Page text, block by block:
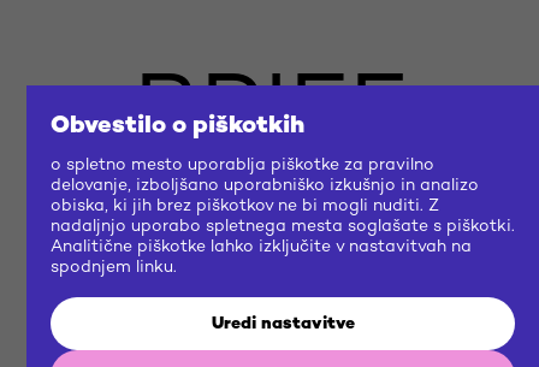
BRIEF
US
NOW
Obvestilo o piškotkih
o spletno mesto uporablja piškotke za pravilno
delovanje, izboljšano uporabniško izkušnjo in analizo
obiska, ki jih brez piškotkov ne bi mogli nuditi. Z
nadaljnjo uporabo spletnega mesta soglašate s piškotki.
Analitične piškotke lahko izključite v nastavitvah na
spodnjem linku.
Uredi nastavitve